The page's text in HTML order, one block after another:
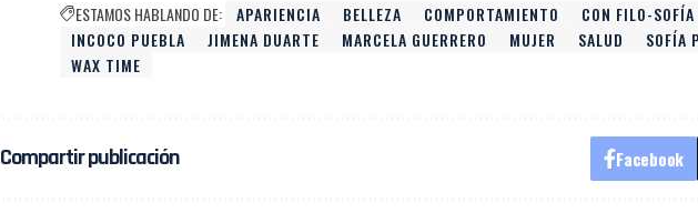
ESTAMOS HABLANDO DE: APARIENCIA BELLEZA COMPORTAMIENTO CON FILO-SOFÍA
INCOCO PUEBLA
JIMENA DUARTE MARCELA GUERRERO MUJER SALUD
SOFÍA
WAX TIME
Compartir publicación Facebook